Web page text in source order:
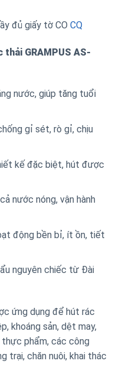
đủ giấy tờ CO CQ
GRAMPUS AS-
nước, giúp tăng tuổi
gỉ sét, rò gỉ, chịu
kế đặc biệt, hút được
nước nóng, vận hành
động bền bỉ, ít ồn, tiết
nguyên chiếc từ Đài
ứng dụng để hút rác
khoáng sản, dệt may,
phẩm, các công
trại, chăn nuôi, khai thác